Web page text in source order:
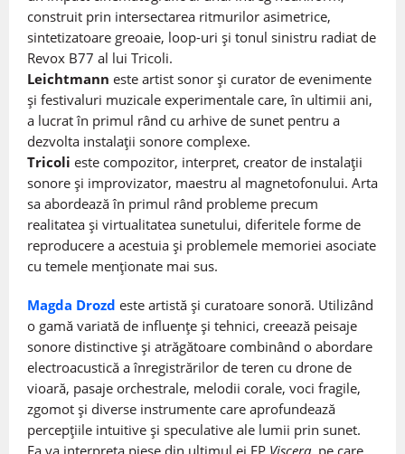
construit prin intersectarea ritmurilor asimetrice,
sintetizatoare greoaie, loop-uri și tonul sinistru radiat de
Revox B77 al lui Tricoli.
Leichtmann este artist sonor și curator de evenimente
și festivaluri muzicale experimentale care, în ultimii ani,
a lucrat în primul rând cu arhive de sunet pentru a
dezvolta instalații sonore complexe.
Tricoli este compozitor, interpret, creator de instalații
sonore și improvizator, maestru al magnetofonului. Arta
sa abordează în primul rând probleme precum
realitatea și virtualitatea sunetului, diferitele forme de
reproducere a acestuia și problemele memoriei asociate
cu temele menționate mai sus.
Magda Drozd este artistă și curatoare sonoră. Utilizând
o gamă variată de influențe și tehnici, creează peisaje
sonore distinctive și atrăgătoare combinând o abordare
electroacustică a înregistrărilor de teren cu drone de
vioară, pasaje orchestrale, melodii corale, voci fragile,
zgomot și diverse instrumente care aprofundează
percepțiile intuitive și speculative ale lumii prin sunet.
Ea va interpreta piese din ultimul ei EP Viscera, pe care